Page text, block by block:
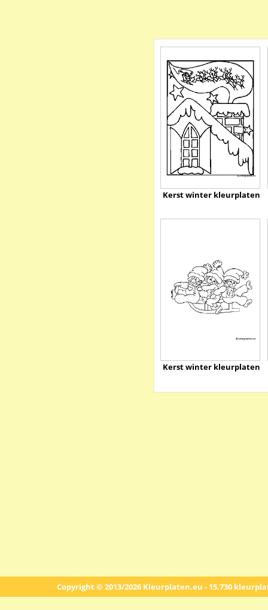
Kerst winter kleurplaten
Kerst winter kleurplaten
Copyright © 2013/2026 Kleurplaten.eu - 15.730